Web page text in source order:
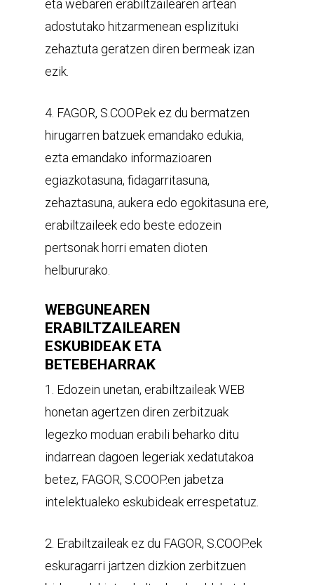
eta webaren erabiltzailearen artean
adostutako hitzarmenean esplizituki
zehaztuta geratzen diren bermeak izan
ezik.
4. FAGOR, S.COOP.ek ez du bermatzen
hirugarren batzuek emandako edukia,
ezta emandako informazioaren
egiazkotasuna, fidagarritasuna,
zehaztasuna, aukera edo egokitasuna ere,
erabiltzaileek edo beste edozein
pertsonak horri ematen dioten
helbururako.
WEBGUNEAREN
ERABILTZAILEAREN
ESKUBIDEAK ETA
BETEBEHARRAK
1. Edozein unetan, erabiltzaileak WEB
honetan agertzen diren zerbitzuak
legezko moduan erabili beharko ditu
indarrean dagoen legeriak xedatutakoa
betez, FAGOR, S.COOP.en jabetza
intelektualeko eskubideak errespetatuz.
2. Erabiltzaileak ez du FAGOR, S.COOP.ek
eskuragarri jartzen dizkion zerbitzuen